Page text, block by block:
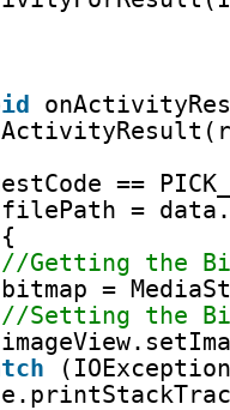
==
=
{
//Getting the
bitmap =
//Setting the